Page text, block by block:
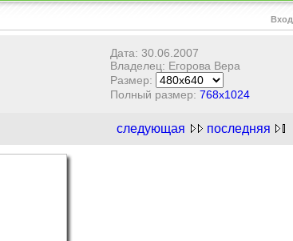
Вход
Дата: 30.06.2007
Владелец: Егорова Вера
Размер:
Полный размер:768x1024
следующая последняя